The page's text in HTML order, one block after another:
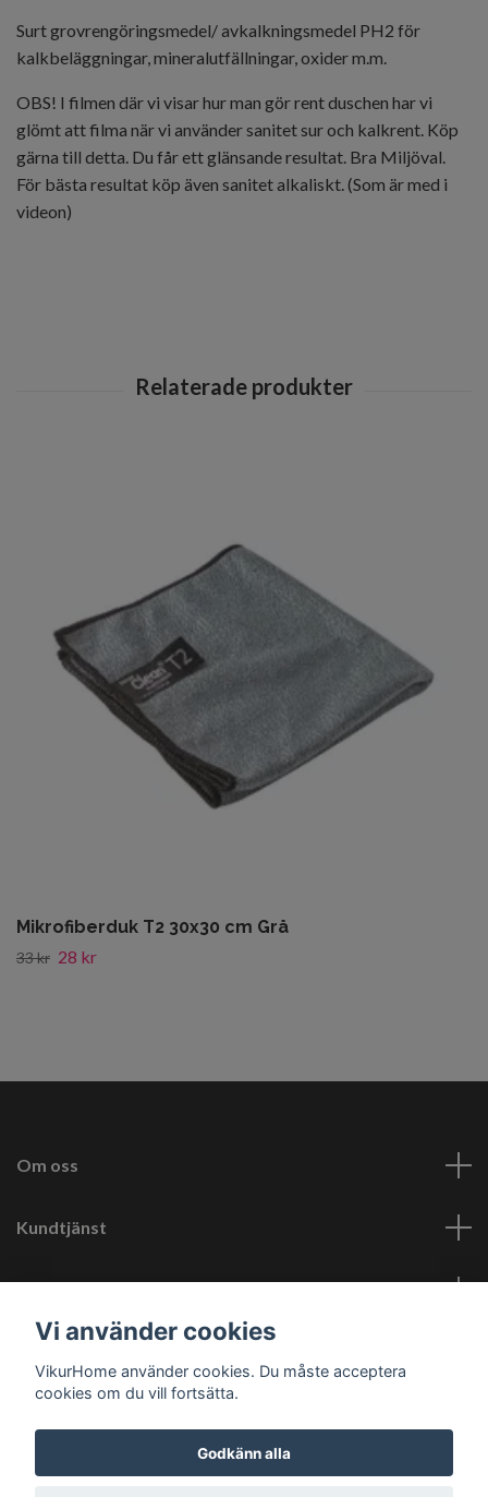
Surt grovrengöringsmedel/ avkalkningsmedel PH2 för
kalkbeläggningar, mineralutfällningar, oxider m.m.
OBS! I filmen där vi visar hur man gör rent duschen har vi
glömt att filma när vi använder sanitet sur och kalkrent. Köp
gärna till detta. Du får ett glänsande resultat. Bra Miljöval.
För bästa resultat köp även sanitet alkaliskt. (Som är med i
videon)
Mikrofiberduk T2 30x30 cm Grå
33 kr 28 kr
Om oss
Kundtjänst
Vi använder cookies
VikurHome använder cookies. Du måste acceptera
cookies om du vill fortsätta.
Godkänn alla